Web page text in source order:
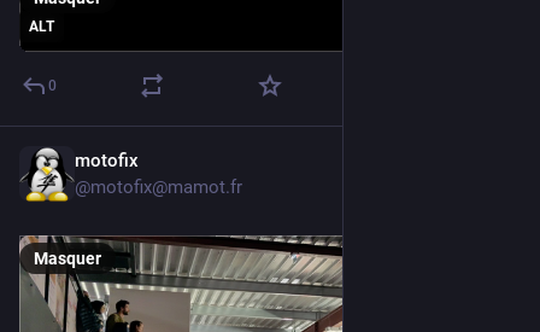
ALT
0
motofix
@motofix@mamot.fr
Masquer